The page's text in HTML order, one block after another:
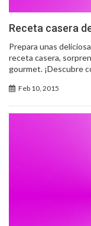
Receta casera
Prepara unas
receta casera,
gourmet. ¡Descubre
Feb 10, 2015